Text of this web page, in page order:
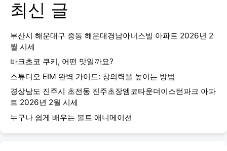
최신 글
부산시 해운대구 중동 해운대경남아너스빌 아파트 2026년 2
월 시세
바크초코 쿠키, 어떤 맛일까요?
스튜디오 EIM 완벽 가이드: 창의력을 높이는 방법
경상남도 진주시 초전동 진주초장엠코타운더이스턴파크 아파
트 2026년 2월 시세
누구나 쉽게 배우는 볼트 애니메이션